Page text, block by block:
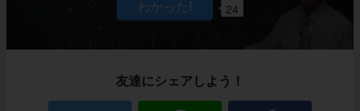
24
友達にシェアしよう！